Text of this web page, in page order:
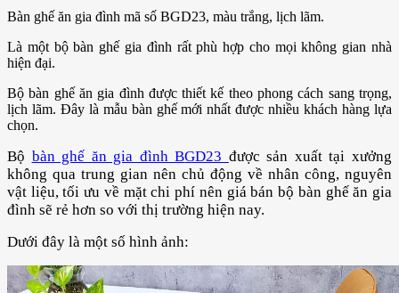
Bàn ghế ăn gia đình mã số BGD23, màu trắng, lịch lãm.
Là một bộ bàn ghế gia đình rất phù hợp cho mọi không gian nhà
hiện đại.
Bộ bàn ghế ăn gia đình được thiết kế theo phong cách sang trọng,
lịch lãm. Đây là mẫu bàn ghế mới nhất được nhiều khách hàng lựa
chọn.
Bộ bàn ghế ăn gia đình BGD23 được sản xuất tại xưởng
không qua trung gian nên chủ động về nhân công, nguyên
vật liệu, tối ưu về mặt chi phí nên giá bán bộ bàn ghế ăn gia
đình sẽ rẻ hơn so với thị trường hiện nay.
Dưới đây là một số hình ảnh: